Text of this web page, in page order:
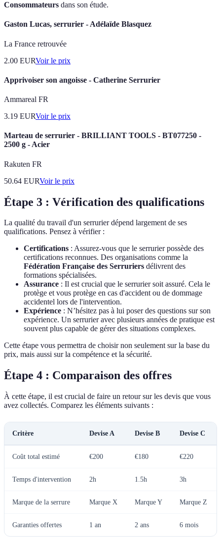
Consommateurs dans son étude.
Gaston Lucas, serrurier - Adélaïde Blasquez
La France retrouvée
2.00 EURVoir le prix
Apprivoiser son angoisse - Catherine Serrurier
Ammareal FR
3.19 EURVoir le prix
Marteau de serrurier - BRILLIANT TOOLS - BT077250 -
2500 g - Acier
Rakuten FR
50.64 EURVoir le prix
Étape 3 : Vérification des qualifications
La qualité du travail d'un serrurier dépend largement de ses
qualifications. Pensez à vérifier :
Certifications : Assurez-vous que le serrurier possède des
certifications reconnues. Des organisations comme la
Fédération Française des Serruriers délivrent des
formations spécialisées.
Assurance : Il est crucial que le serrurier soit assuré. Cela le
protège et vous protège en cas d'accident ou de dommage
accidentel lors de l'intervention.
Expérience : N’hésitez pas à lui poser des questions sur son
expérience. Un serrurier avec plusieurs années de pratique est
souvent plus capable de gérer des situations complexes.
Cette étape vous permettra de choisir non seulement sur la base du
prix, mais aussi sur la compétence et la sécurité.
Étape 4 : Comparaison des offres
À cette étape, il est crucial de faire un retour sur les devis que vous
avez collectés. Comparez les éléments suivants :
Critère Devise A Devise B Devise C
Coût total estimé €200 €180 €220
Temps d'intervention 2h 1.5h 3h
Marque de la serrure Marque X Marque Y Marque Z
Garanties offertes 1 an 2 ans 6 mois